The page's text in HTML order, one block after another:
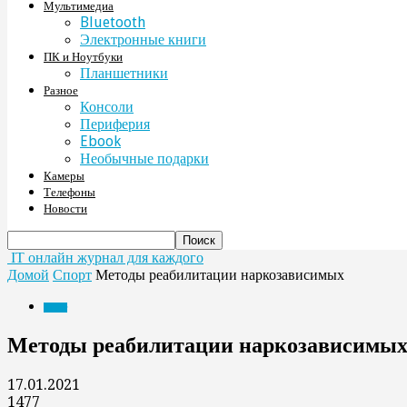
Мультимедиа
Bluetooth
Электронные книги
ПК и Ноутбуки
Планшетники
Разное
Консоли
Периферия
Ebook
Необычные подарки
Камеры
Телефоны
Новости
IT онлайн журнал для каждого
Домой Спорт Методы реабилитации наркозависимых
Методы реабилитации наркозависимых
17.01.2021
1477